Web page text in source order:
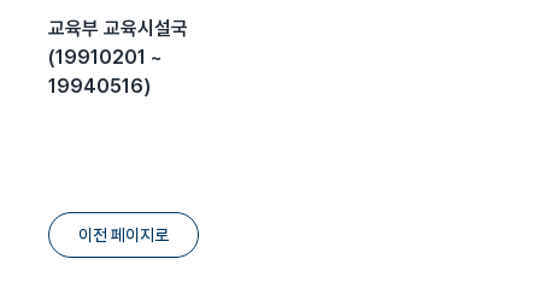
교육부 교육시설국
(19910201 ~
19940516)
이전 페이지로